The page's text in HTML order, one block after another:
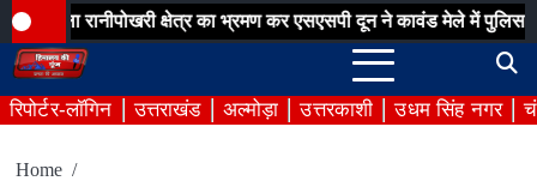
Skip
to
content
क्षेत्र का भ्रमण कर एसएसपी दून ने कावंड मेले में पुलिस व्यवस्थाओं का
रिपोर्टर-लॉगिन उत्तराखंड अल्मोड़ा उत्तरकाशी उधम सिंह नगर
Home